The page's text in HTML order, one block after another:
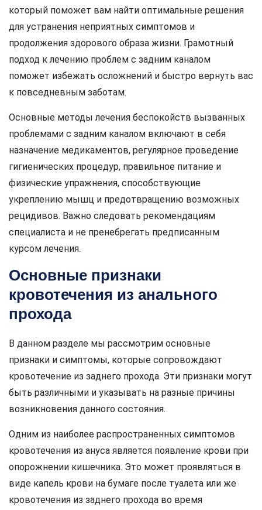
который поможет вам найти оптимальные решения
для устранения неприятных симптомов и
продолжения здорового образа жизни. Грамотный
подход к лечению проблем с задним каналом
поможет избежать осложнений и быстро вернуть вас
к повседневным заботам.
Основные методы лечения беспокойств вызванных
проблемами с задним каналом включают в себя
назначение медикаментов, регулярное проведение
гигиенических процедур, правильное питание и
физические упражнения, способствующие
укреплению мышц и предотвращению возможных
рецидивов. Важно следовать рекомендациям
специалиста и не пренебрегать предписанным
курсом лечения.
Основные признаки
кровотечения из анального
прохода
В данном разделе мы рассмотрим основные
признаки и симптомы, которые сопровождают
кровотечение из заднего прохода. Эти признаки могут
быть различными и указывать на разные причины
возникновения данного состояния.
Одним из наиболее распространенных симптомов
кровотечения из ануса является появление крови при
опорожнении кишечника. Это может проявляться в
виде капель крови на бумаге после туалета или же
кровотечения из заднего прохода во время